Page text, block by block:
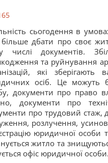
сьогодення в
більше дбати про своє
числі документів.
та руйнування
які
осіб. Це можуть
документи про право
документи про
про трудовий стаж,
розлучення,
юридичної особи
житло та
офіс юридичної особи.